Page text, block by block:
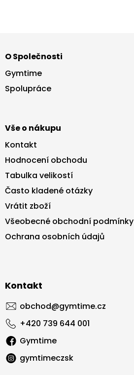
p
a
O Společnosti
Gymtime
Spolupráce
Vše o nákupu
Kontakt
Hodnocení obchodu
Tabulka velikostí
Často kladené otázky
Vrátit zboží
Všeobecné obchodní podmínky
Ochrana osobních údajů
Kontakt
obchod@gymtime.cz
+420 739 644 001
Gymtime
gymtimeczsk